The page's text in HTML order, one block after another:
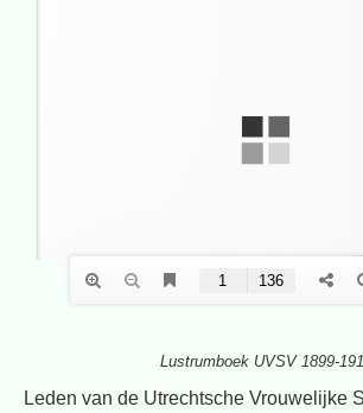
Lustrumboek UVSV 1899-
Leden van de Utrechtsche Vrouwelijke